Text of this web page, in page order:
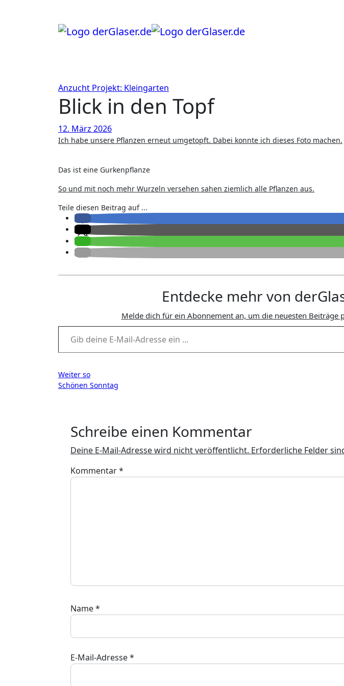
Anzucht Projekt: Kleingarten
Blick in den Topf
12. März 2026
Ich habe unsere Pflanzen erneut umgetopft. Dabei konnte ich dieses Foto machen.
Das ist eine Gurkenpflanze
So und mit noch mehr Wurzeln versehen sahen ziemlich alle Pflanzen aus.
Teile diesen Beitrag auf ...
Entdecke mehr von
Melde dich für ein Abonnement an, um die neuesten Beiträge
Gib deine E-Mail-Adresse ein ...
Beitragsnavigation
Weiter so
Schönen Sonntag
Schreibe einen Kommentar
Deine E-Mail-Adresse wird nicht veröffentlicht. Erforderliche Felder
Kommentar*
Name*
E-Mail-Adresse*